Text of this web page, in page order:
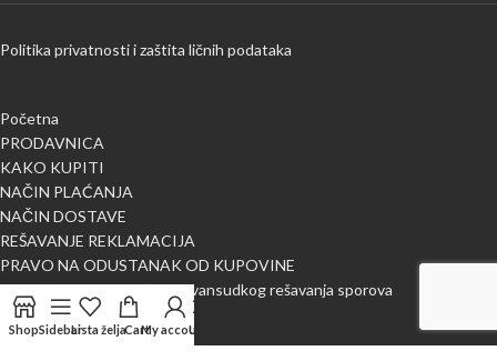
Politika privatnosti i zaštita ličnih podataka
Početna
PRODAVNICA
KAKO KUPITI
NAČIN PLAĆANJA
NAČIN DOSTAVE
REŠAVANJE REKLAMACIJA
PRAVO NA ODUSTANAK OD KUPOVINE
Obaveštenje o mogućnosti vansudkog rešavanja sporova
BLOG
O NAMA
ShopSidebarLista željaCartMy accountUporedi